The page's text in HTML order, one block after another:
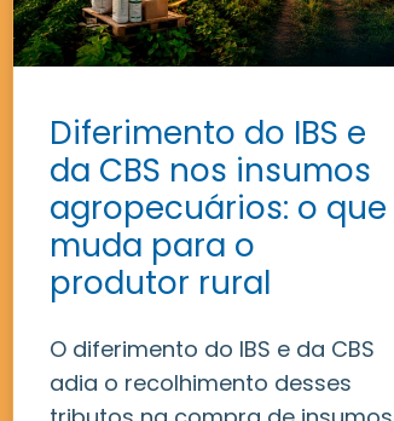
Diferimento do IBS e
da CBS nos insumos
agropecuários: o que
muda para o
produtor rural
O diferimento do IBS e da CBS
adia o recolhimento desses